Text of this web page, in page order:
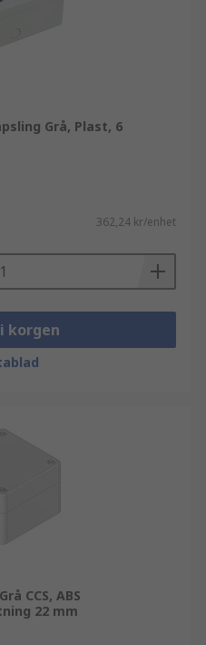
Grå, Plast, 6
362,24 kr/enhet
korgen
CCS, ABS
22 mm